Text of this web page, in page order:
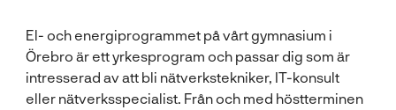
El- och energiprogrammet på vårt gymnasium i
Örebro är ett yrkesprogram och passar dig som är
intresserad av att bli nätverkstekniker, IT-konsult
eller nätverksspecialist. Från och med höstterminen